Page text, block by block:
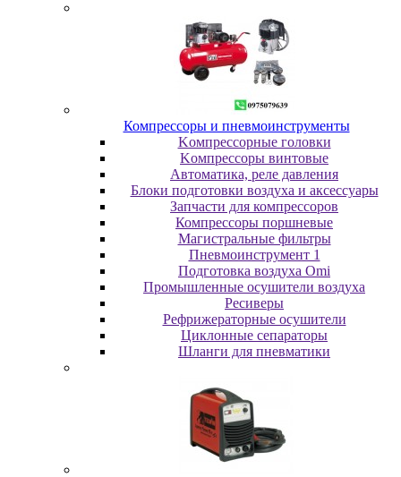
Компрессоры и пневмоинструменты
Koмпpeccopныe гoлoвки
Koмпpeccopы винтoвыe
Автоматика, реле давления
Блоки подготовки воздуха и аксессуары
Запчасти для компрессоров
Компрессоры поршневые
Магистральные фильтры
Пневмоинструмент 1
Подготовка воздуха Omi
Промышленные осушители воздуха
Ресиверы
Рефрижераторные осушители
Циклонные сепараторы
Шланги для пневматики